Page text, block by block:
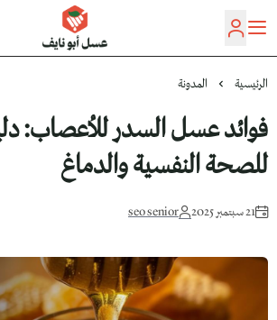
عسل أبو نايف
الرئيسية المدونة
فوائد عسل السدر للأعصاب:
للصحة النفسية والدماغ
21 سبتمبر 2025 seo senior